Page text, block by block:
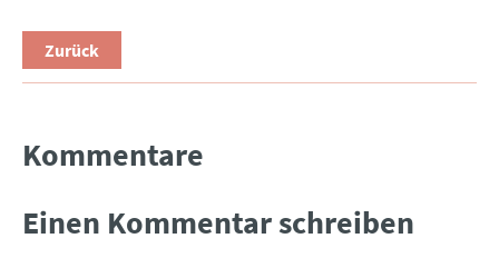
Zurück
Kommentare
Einen Kommentar schreiben